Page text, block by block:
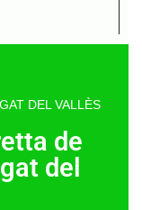
DEL VALLÈS
de
del